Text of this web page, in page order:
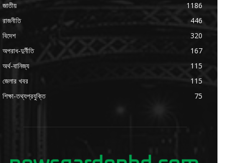
জাতীয়
1186
রাজনীতি
446
বিদেশ
320
অপরাধ-দুর্নীতি
167
অর্থ-বানিজ্য
115
জেলার খবর
115
শিক্ষা-তথ্যপ্রযুক্তি
75